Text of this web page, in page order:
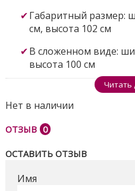
Габаритный размер:
см, высота 102 см
В сложенном виде:
высота 100 см
Читать
Нет в наличии
ОТЗЫВ 0
ОСТАВИТЬ ОТЗЫВ
Имя